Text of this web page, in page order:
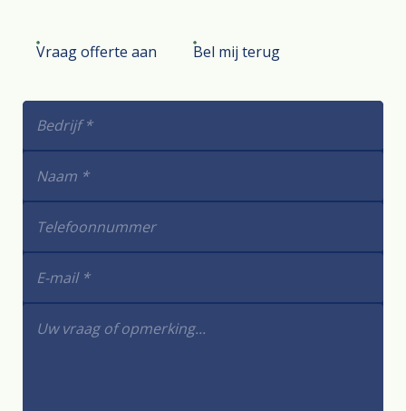
Vraag offerte aan Bel mij terug